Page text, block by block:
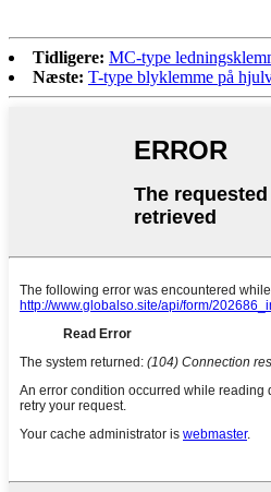
Tidligere: MC-type
Næste: T-type blyklemme på